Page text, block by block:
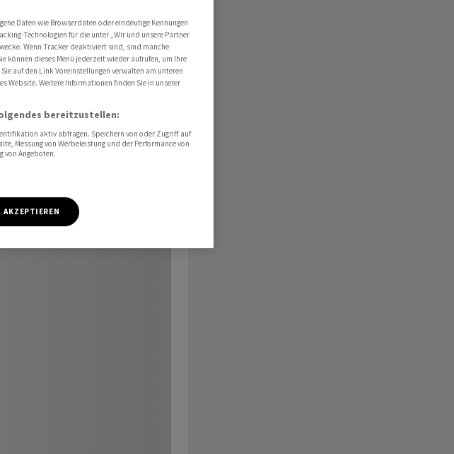
Daten wie Browserdaten oder eindeutige Kennungen
Technologien für die unter „Wir und unsere Partner
Wenn Tracker deaktiviert sind, sind manche
können dieses Menü jederzeit wieder aufrufen, um Ihre
auf den Link Voreinstellungen verwalten am unteren
Website. Weitere Informationen finden Sie in unserer
bereitzustellen:
aktiv abfragen. Speichern von oder Zugriff auf
Messung von Werbeleistung und der Performance von
von Angeboten.
AKZEPTIEREN